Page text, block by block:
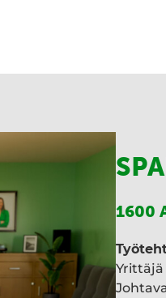
1600
Yrittäjä